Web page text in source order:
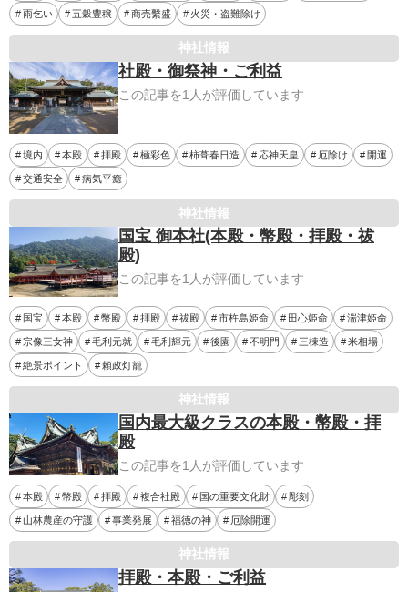
雨乞い 五穀豊穣 商売繫盛 火災・盗難除け
神社情報
社殿・御祭神・ご利益
この記事を1人が評価しています
境内 本殿 拝殿 極彩色 柿葺春日造 応神天皇 厄除け 開運
交通安全 病気平癒
神社情報
国宝 御本社(本殿・幣殿・拝殿・祓
殿)
この記事を1人が評価しています
国宝 本殿 幣殿 拝殿 祓殿 市杵島姫命 田心姫命 湍津姫命
宗像三女神 毛利元就 毛利輝元 後園 不明門 三棟造 米相場
絶景ポイント 頼政灯籠
神社情報
国内最大級クラスの本殿・幣殿・拝
殿
この記事を1人が評価しています
本殿 幣殿 拝殿 複合社殿 国の重要文化財 彫刻
山林農産の守護 事業発展 福徳の神 厄除開運
神社情報
拝殿・本殿・ご利益